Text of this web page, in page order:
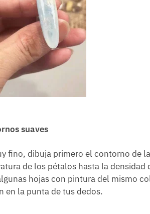
suaves
fino, dibuja primero el contorno de
de los pétalos hasta la densidad
hojas con pintura del mismo
en la punta de tus dedos.